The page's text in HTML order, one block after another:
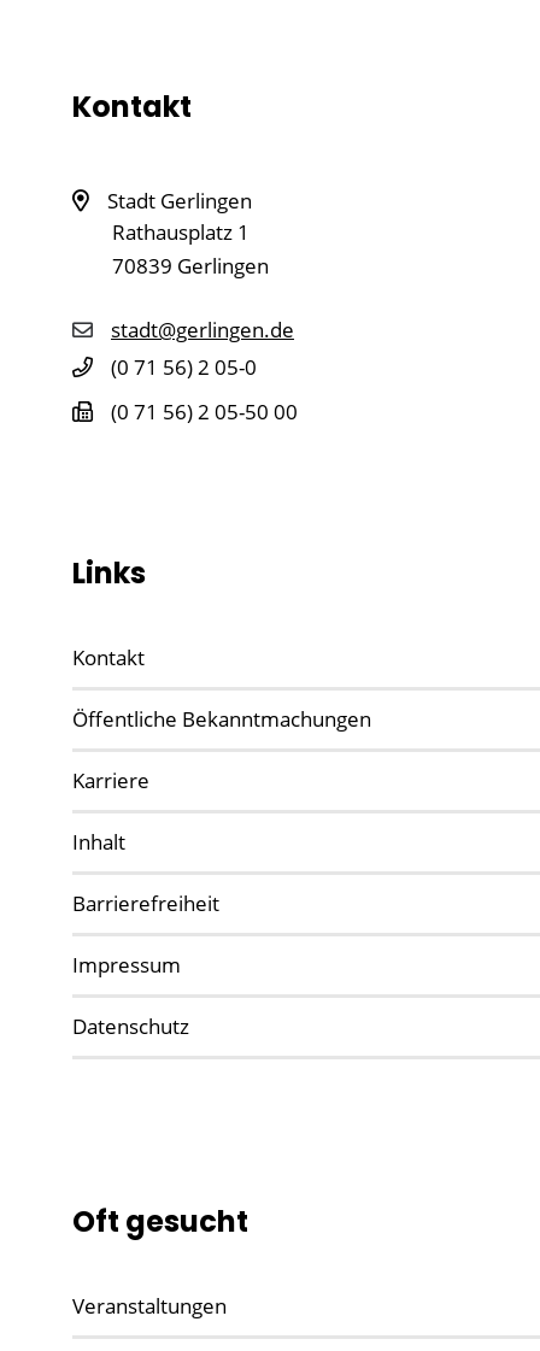
Kontakt
Stadt Gerlingen
Rathausplatz 1
70839 Gerlingen
stadt@gerlingen.de
(0 71 56) 2 05-0
(0 71 56) 2 05-50 00
Links
Kontakt
Öffentliche Bekanntmachungen
Karriere
Inhalt
Barrierefreiheit
Impressum
Datenschutz
Oft gesucht
Veranstaltungen